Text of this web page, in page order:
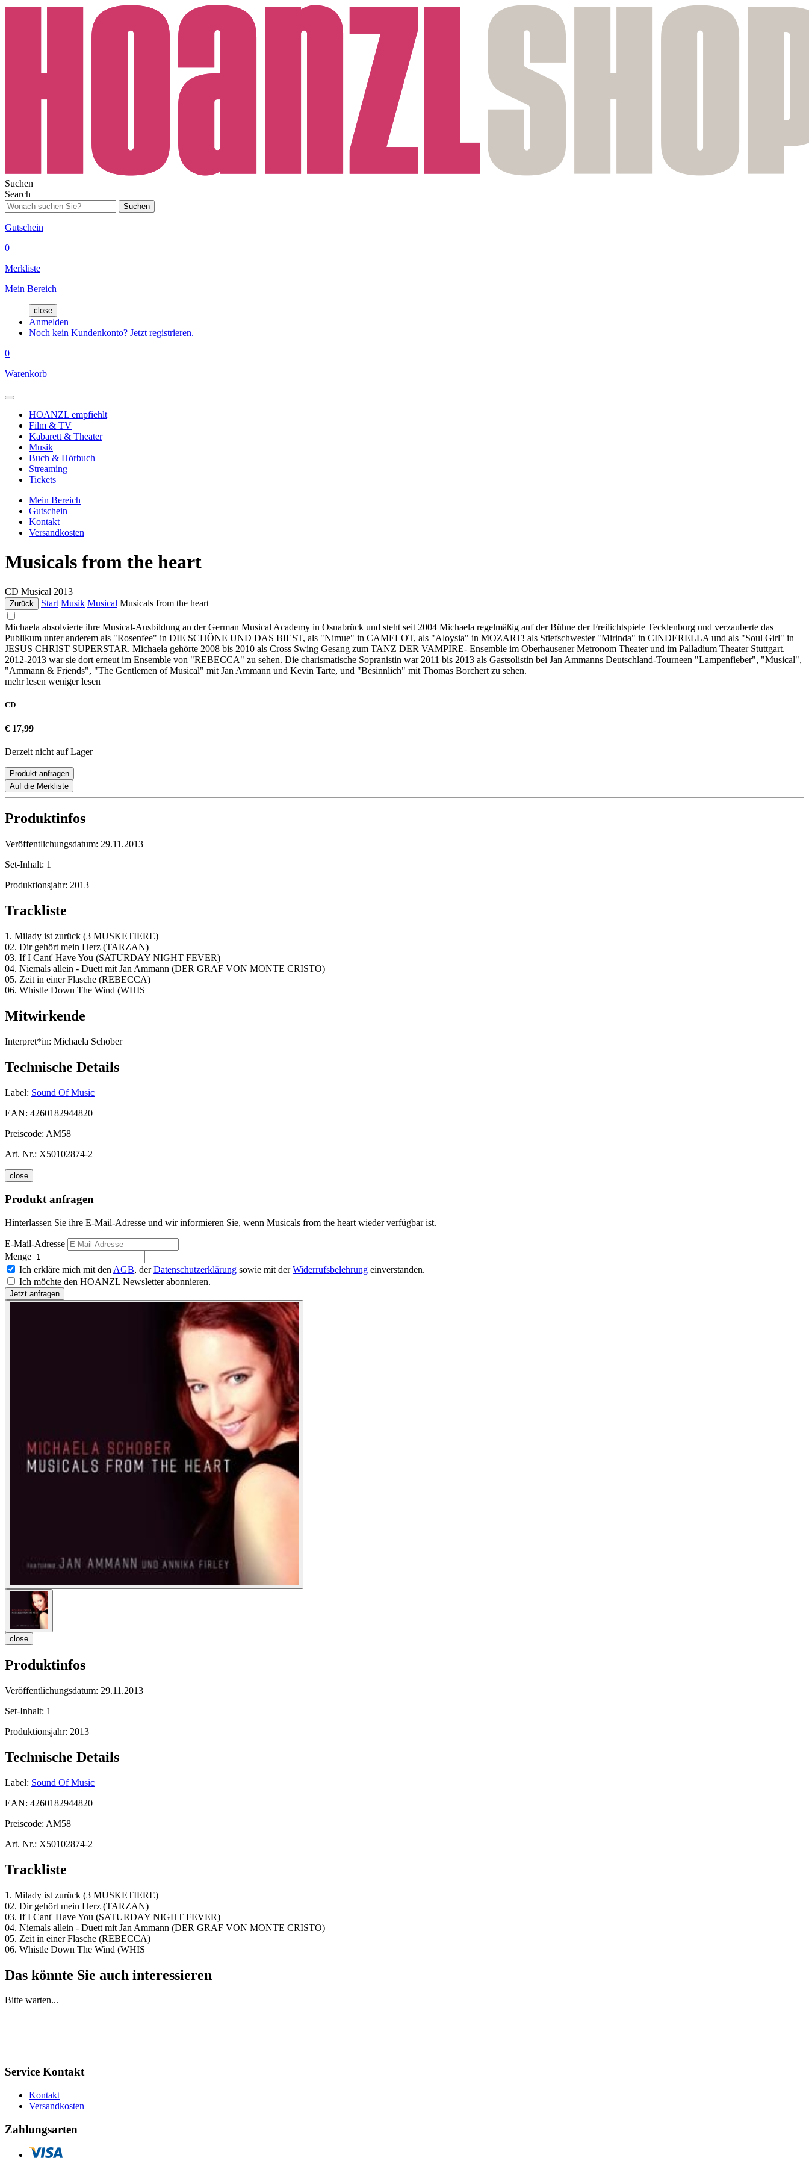
Suchen
Search
Suchen
Gutschein
0
Merkliste
Mein Bereich
close
Anmelden
Noch kein Kundenkonto? Jetzt registrieren.
0
Warenkorb
HOANZL empfiehlt
Film & TV
Kabarett & Theater
Musik
Buch & Hörbuch
Streaming
Tickets
Mein Bereich
Gutschein
Kontakt
Versandkosten
Musicals from the heart
CD Musical 2013
Zurück Start Musik Musical Musicals from the heart
Michaela absolvierte ihre Musical-Ausbildung an der German Musical Academy in Osnabrück und steht seit 2004 Michaela regelmäßig auf der Bühne der Freilichtspiele Tecklenburg und verzauberte das
Publikum unter anderem als "Rosenfee" in DIE SCHÖNE UND DAS BIEST, als "Nimue" in CAMELOT, als "Aloysia" in MOZART! als Stiefschwester "Mirinda" in CINDERELLA und als "Soul Girl" in
JESUS CHRIST SUPERSTAR. Michaela gehörte 2008 bis 2010 als Cross Swing Gesang zum TANZ DER VAMPIRE- Ensemble im Oberhausener Metronom Theater und im Palladium Theater Stuttgart.
2012-2013 war sie dort erneut im Ensemble von "REBECCA" zu sehen. Die charismatische Sopranistin war 2011 bis 2013 als Gastsolistin bei Jan Ammanns Deutschland-Tourneen "Lampenfieber", "Musical",
"Ammann & Friends", "The Gentlemen of Musical" mit Jan Ammann und Kevin Tarte, und "Besinnlich" mit Thomas Borchert zu sehen.
mehr lesen weniger lesen
CD
€ 17,99
Derzeit nicht auf Lager
Produkt anfragen
Auf die Merkliste
Produktinfos
Veröffentlichungsdatum: 29.11.2013
Set-Inhalt: 1
Produktionsjahr: 2013
Trackliste
1. Milady ist zurück (3 MUSKETIERE)
02. Dir gehört mein Herz (TARZAN)
03. If I Cant' Have You (SATURDAY NIGHT FEVER)
04. Niemals allein - Duett mit Jan Ammann (DER GRAF VON MONTE CRISTO)
05. Zeit in einer Flasche (REBECCA)
06. Whistle Down The Wind (WHIS
Mitwirkende
Interpret*in: Michaela Schober
Technische Details
Label: Sound Of Music
EAN: 4260182944820
Preiscode: AM58
Art. Nr.: X50102874-2
close
Produkt anfragen
Hinterlassen Sie ihre E-Mail-Adresse und wir informieren Sie, wenn Musicals from the heart wieder verfügbar ist.
E-Mail-Adresse
Menge
Ich erkläre mich mit den AGB, derDatenschutzerklärung sowie mit derWiderrufsbelehrung einverstanden.
Ich möchte den HOANZL Newsletter abonnieren.
close
Produktinfos
Veröffentlichungsdatum: 29.11.2013
Set-Inhalt: 1
Produktionsjahr: 2013
Technische Details
Label: Sound Of Music
EAN: 4260182944820
Preiscode: AM58
Art. Nr.: X50102874-2
Trackliste
1. Milady ist zurück (3 MUSKETIERE)
02. Dir gehört mein Herz (TARZAN)
03. If I Cant' Have You (SATURDAY NIGHT FEVER)
04. Niemals allein - Duett mit Jan Ammann (DER GRAF VON MONTE CRISTO)
05. Zeit in einer Flasche (REBECCA)
06. Whistle Down The Wind (WHIS
Das könnte Sie auch interessieren
Bitte warten...
Service Kontakt
Kontakt
Versandkosten
Zahlungsarten